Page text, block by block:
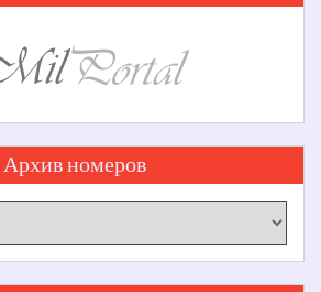
Архив номеров